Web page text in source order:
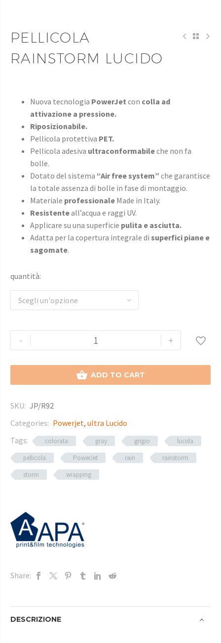
PELLICOLA
RAINSTORM LUCIDO
Nuova tecnologia PowerJet con colla ad
attivazione a pressione.
Riposizionabile.
Pellicola protettiva PET.
Pellicola adesiva ultraconformabileche non fa
bolle.
Dotato del sistema “Air free system” che garantisce
la totale assenza di bolle in fase di montaggio.
Materiale professionale Made in Italy.
Resistenteall’acqua e raggi UV.
Applicare su una superficie pulita e asciutta.
Adatta per la copertura integrale di superfici piane e
sagomate.
quantità
Scegli un'opzione
- +
 ADD TO CART

SKU: JP/R92
Categories: Powerjet, ultra Lucido
Tags:
colorata gray grigio
lucida
pellicola
PowerJet rain
rainstorm
storm
wrapping
Share:
DESCRIZIONE